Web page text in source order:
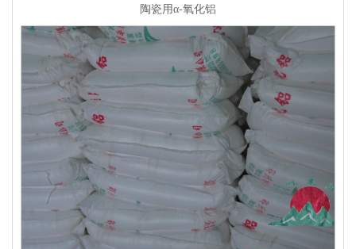
陶瓷用α-氧化铝